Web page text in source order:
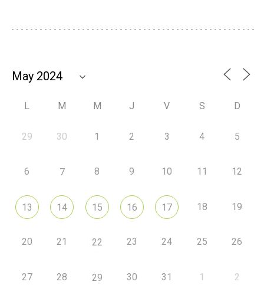
L M M J V S D
29 30 1 2 3 4 5
6 7 8 9 10 11 12
13 14 15 16 17 18 19
20 21 22 23 24 25 26
27 28 29 30 31 1 2